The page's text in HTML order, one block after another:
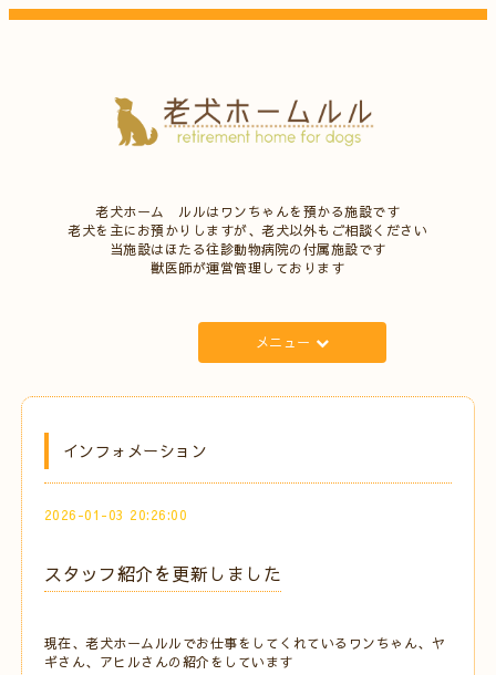
老犬ホーム ルルはワンちゃんを預かる施設です
老犬を主にお預かりしますが、老犬以外もご相談ください
当施設はほたる往診動物病院の付属施設です
獣医師が運営管理しております
メニュー
インフォメーション
2026-01-03 20:26:00
スタッフ紹介を更新しました
現在、老犬ホームルルでお仕事をしてくれているワンちゃん、ヤ
ギさん、アヒルさんの紹介をしています